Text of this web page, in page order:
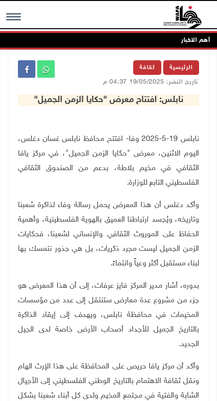
MENU أهم الاخبار
الرئيسية ثقافة
تاريخ النشر: 19/05/2025 04:37 م
نابلس: افتتاح معرض "حكايا الزمن الجميل"
نابلس 19-5-2025 وفا- افتتح محافظ نابلس غسان دغلس،
اليوم الاثنين، معرض "حكايا الزمن الجميل"، في مركز يافا
الثقافي في مخيم بلاطة، بدعم من الصندوق الثقافي
الفلسطيني التابع للوزارة.
وأكد دغلس أن هذا المعرض يحمل رسالة وفاء لذاكرة شعبنا
وتاريخه، ويُجسد ارتباطنا العميق بالهوية الفلسطينية، وأهمية
الحفاظ على الموروث الثقافي والإنساني لشعبنا، فحكايات
الزمن الجميل ليست مجرد ذكريات، بل هي جذور نتمسك بها
لبناء مستقبل أكثر وعياً وانتماءً.
بدوره، أشار مدير المركز فايز عرفات، إلى أن هذا المعرض هو
جزء من مشروع عدة معارض ستنتقل إلى عدد من مؤسسات
المخيمات في محافظة نابلس، ويهدف إلى إيقاد الذاكرة
بالتاريخ الجميل للأجداد أصحاب الأرض خاصة لدى الجيل
الجديد.
وأكد أن مركز يافا حريص على المحافظة على هذا الإرث الهام
ونقل ثقافة الاهتمام بالتاريخ الوطني الفلسطيني إلى الأجيال
الشابة والفتية في مجتمع المخيم ولدى كل أبناء شعبنا بشكل